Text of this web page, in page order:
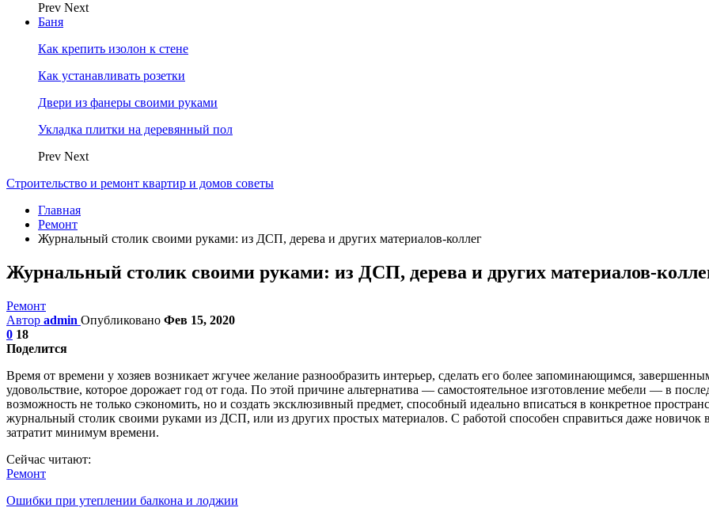
Prev Next
Баня
Как крепить изолон к стене
Как устанавливать розетки
Двери из фанеры своими руками
Укладка плитки на деревянный пол
Prev Next
Строительство и ремонт квартир и домов советы
Главная
Ремонт
Журнальный столик своими руками: из ДСП, дерева и других материалов-коллег
Журнальный столик своими руками: из ДСП, дерева и других материалов-
Ремонт
Автор admin Опубликовано Фев 15, 2020
0 18
Поделится
Время от времени у хозяев возникает жгучее желание разнообразить интерьер, сделать его более запоминающимся,
удовольствие, которое дорожает год от года. По этой причине альтернатива — самостоятельное изготовление мебели — в
возможность не только сэкономить, но и создать эксклюзивный предмет, способный идеально вписаться в конкретное
журнальный столик своими руками из ДСП, или из других простых материалов. С работой способен справиться даже новичок
затратит минимум времени.
Сейчас читают:
Ремонт
Ошибки при утеплении балкона и лоджии